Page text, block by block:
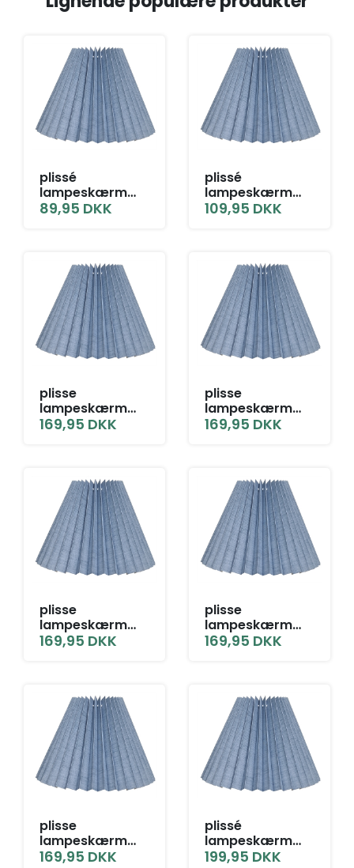
plissé
lampeskærm
9,5x11x17 SK grå
89,95 DKK
plissé
lampeskærm
10x15x21 KP grå
109,95 DKK
plisse
lampeskærm
9,5x18x25 L-E27
169,95 DKK
plisse
lampeskærm
9,5x18x25 LNF
169,95 DKK
plisse
lampeskærm
9,5x18x25 SK grå
169,95 DKK
plisse
lampeskærm
9,5x18x25 TNF
169,95 DKK
plisse
lampeskærm
9,5x18x25 TNF
169,95 DKK
plissé
lampeskærm
11x21x28 L-E27
199,95 DKK